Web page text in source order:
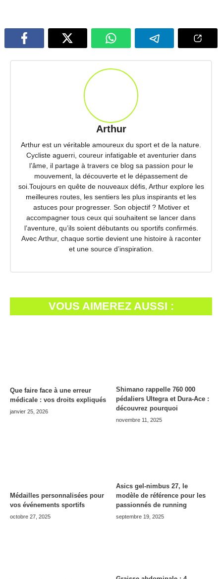
Arthur
Arthur est un véritable amoureux du sport et de la nature.
Cycliste aguerri, coureur infatigable et aventurier dans
l’âme, il partage à travers ce blog sa passion pour le
mouvement, la découverte et le dépassement de
soi.Toujours en quête de nouveaux défis, Arthur explore les
meilleures routes, les sentiers les plus inspirants et les
astuces pour progresser. Son objectif ? Motiver et
accompagner tous ceux qui souhaitent se lancer dans
l’aventure, qu’ils soient débutants ou sportifs confirmés.
Avec Arthur, chaque sortie devient une histoire à raconter
et une source d’inspiration.
VOUS AIMEREZ AUSSI :
Que faire face à une erreur
médicale : vos droits expliqués
janvier 25, 2026
Shimano rappelle 760 000
pédaliers Ultegra et Dura-Ace :
découvrez pourquoi
novembre 11, 2025
Médailles personnalisées pour
vos événements sportifs
octobre 27, 2025
Asics gel-nimbus 27, le
modèle de référence pour les
passionnés de running
septembre 19, 2025